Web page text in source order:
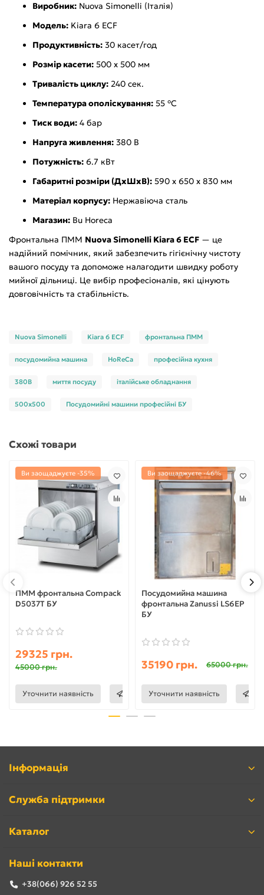
Виробник: Nuova Simonelli (Італія)
Модель: Kiara 6 ECF
Продуктивність: 30 касет/год
Розмір касети: 500 х 500 мм
Тривалість циклу: 240 сек.
Температура ополіскування: 55 °C
Тиск води: 4 бар
Напруга живлення: 380 В
Потужність: 6.7 кВт
Габаритні розміри (ДхШхВ): 590 х 650 х 830 мм
Матеріал корпусу: Нержавіюча сталь
Магазин: Bu Horeca
Фронтальна ПММ Nuova Simonelli Kiara 6 ECF — це
надійний помічник, який забезпечить гігієнічну чистоту
вашого посуду та допоможе налагодити швидку роботу
мийної дільниці. Це вибір професіоналів, які цінують
довговічність та стабільність.
Nuova Simonelli Kiara 6 ECF фронтальна ПММ
посудомийна машина HoReCa професійна кухня
380В миття посуду італійське обладнання
500х500 Посудомийні машини професійні БУ
Схожі товари
Ви заощаджуєте -35%
ПММ фронтальна Compack
D5037T БУ
29325 грн.
45000 грн.
Уточнити наявність
Ви заощаджуєте -46%
Посудомийна машина
фронтальна Zanussi LS6EP
БУ
35190 грн. 65000 грн.
Уточнити наявність
Інформація
Служба підтримки
Каталог
Наші контакти
+38(066) 926 52 55